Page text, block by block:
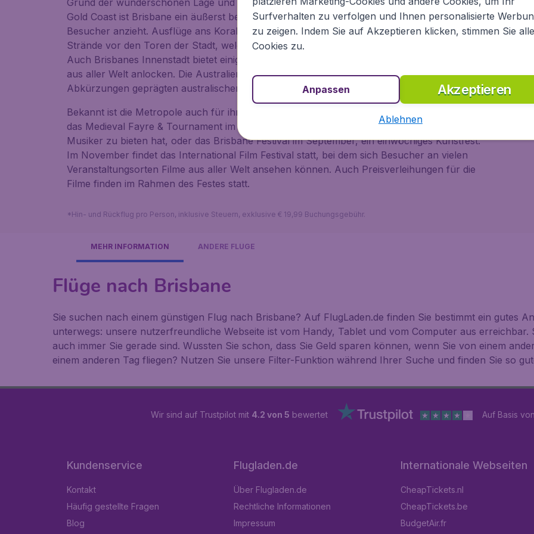
Grund der wunderschönen Lage und der Nähe zu den berühmten Strandpromenaden der
Gold Coast ist Brisbane ein äußerst beliebtes Urlaubsziel, welches jährlich viele tausend
Besucher anzieht. Ausflüge ans Korallenmeer sind genauso beliebt wie die zahlreichen
Strände vor den Toren der Stadt, welche nicht nur Wassersportler in ihren Bann ziehen.
Auch Brisbanes Innenstadt bietet einige interessante Sehenswürdigkeiten, welche Besucher
aus aller Welt anlocken. Die Australier sind zu Recht stolz auf ihr "Brissie", wie es im von
Abkürzungen geprägten australischen Englisch oft genannt wird.
Bekannt ist die Metropole auch für ihre abwechslungsreichen Veranstaltungen. Beispiele sind
das Medieval Fayre & Tournament im Juni, welches mittelalterliche Turniere, Märkte und
Musiker zu bieten hat, oder das Brisbane Festivalim September, ein einwöchiges Kunstfest.
Im November findet das International Film Festival statt, bei dem sich Besucher an vielen
Veranstaltungsorten Filme aus aller Welt ansehen können. Auch Preisverleihungen für die
Filme finden im Rahmen des Festes statt.
*Hin- und Rückflug pro Person, inklusive Steuern, exklusive € 19,99 Buchungsgebühr.
MEHR INFORMATION ANDERE FLÜGE
Flüge nach Brisbane
Sie suchen nach einem günstigen Flug nach Brisbane? Auf FlugLaden.de finden Sie bestimmt ein gutes
unterwegs: unsere nutzerfreundliche Webseite ist vom Handy, Tablet und vom Computer aus
auch immer Sie gerade sind. Wussten Sie schon, dass Sie Geld sparen können, wenn Sie von einem
einem anderen Tag fliegen? Nutzen Sie unsere Filter-Funktion während Ihrer Suche und finden Sie so
Wir sind auf Trustpilot mit 4.2 von 5 bewertet Auf Basis von
Kundenservice
Kontakt
Häufig gestellte Fragen
Blog
Flugladen.de
Über Flugladen.de
Rechtliche Informationen
Impressum
Internationale Webseiten
CheapTickets.nl
CheapTickets.be
BudgetAir.fr
Surfverhalten zu verfolgen und Ihnen personalisierte
zu zeigen. Indem Sie auf Akzeptieren klicken, stimmen Sie
Cookies zu.
Akzeptieren
Anpassen
Ablehnen